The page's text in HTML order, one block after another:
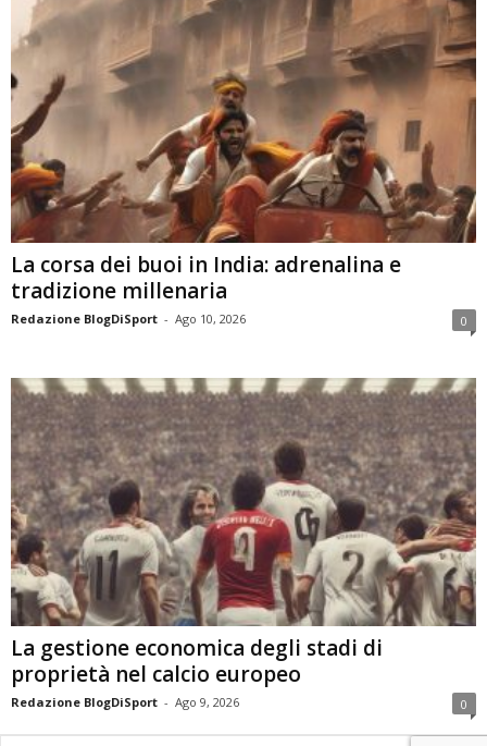
La corsa dei buoi in India: adrenalina e
tradizione millenaria
Redazione BlogDiSport - Ago 10, 2026 0
La gestione economica degli stadi di
proprietà nel calcio europeo
Redazione BlogDiSport - Ago 9, 2026 0